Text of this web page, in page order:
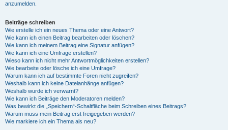
anzumelden.
Beiträge schreiben
Wie erstelle ich ein neues Thema oder eine Antwort?
Wie kann ich einen Beitrag bearbeiten oder löschen?
Wie kann ich meinem Beitrag eine Signatur anfügen?
Wie kann ich eine Umfrage erstellen?
Wieso kann ich nicht mehr Antwortmöglichkeiten erstellen?
Wie bearbeite oder lösche ich eine Umfrage?
Warum kann ich auf bestimmte Foren nicht zugreifen?
Weshalb kann ich keine Dateianhänge anfügen?
Weshalb wurde ich verwarnt?
Wie kann ich Beiträge den Moderatoren melden?
Was bewirkt die „Speichern“-Schaltfläche beim Schreiben eines Beitrags?
Warum muss mein Beitrag erst freigegeben werden?
Wie markiere ich ein Thema als neu?